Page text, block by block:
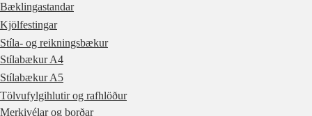
Bæklingastandar
Kjölfestingar
Stíla- og reikningsbækur
Stílabækur A4
Stílabækur A5
Tölvufylgihlutir og rafhlöður
Merkivélar og borðar